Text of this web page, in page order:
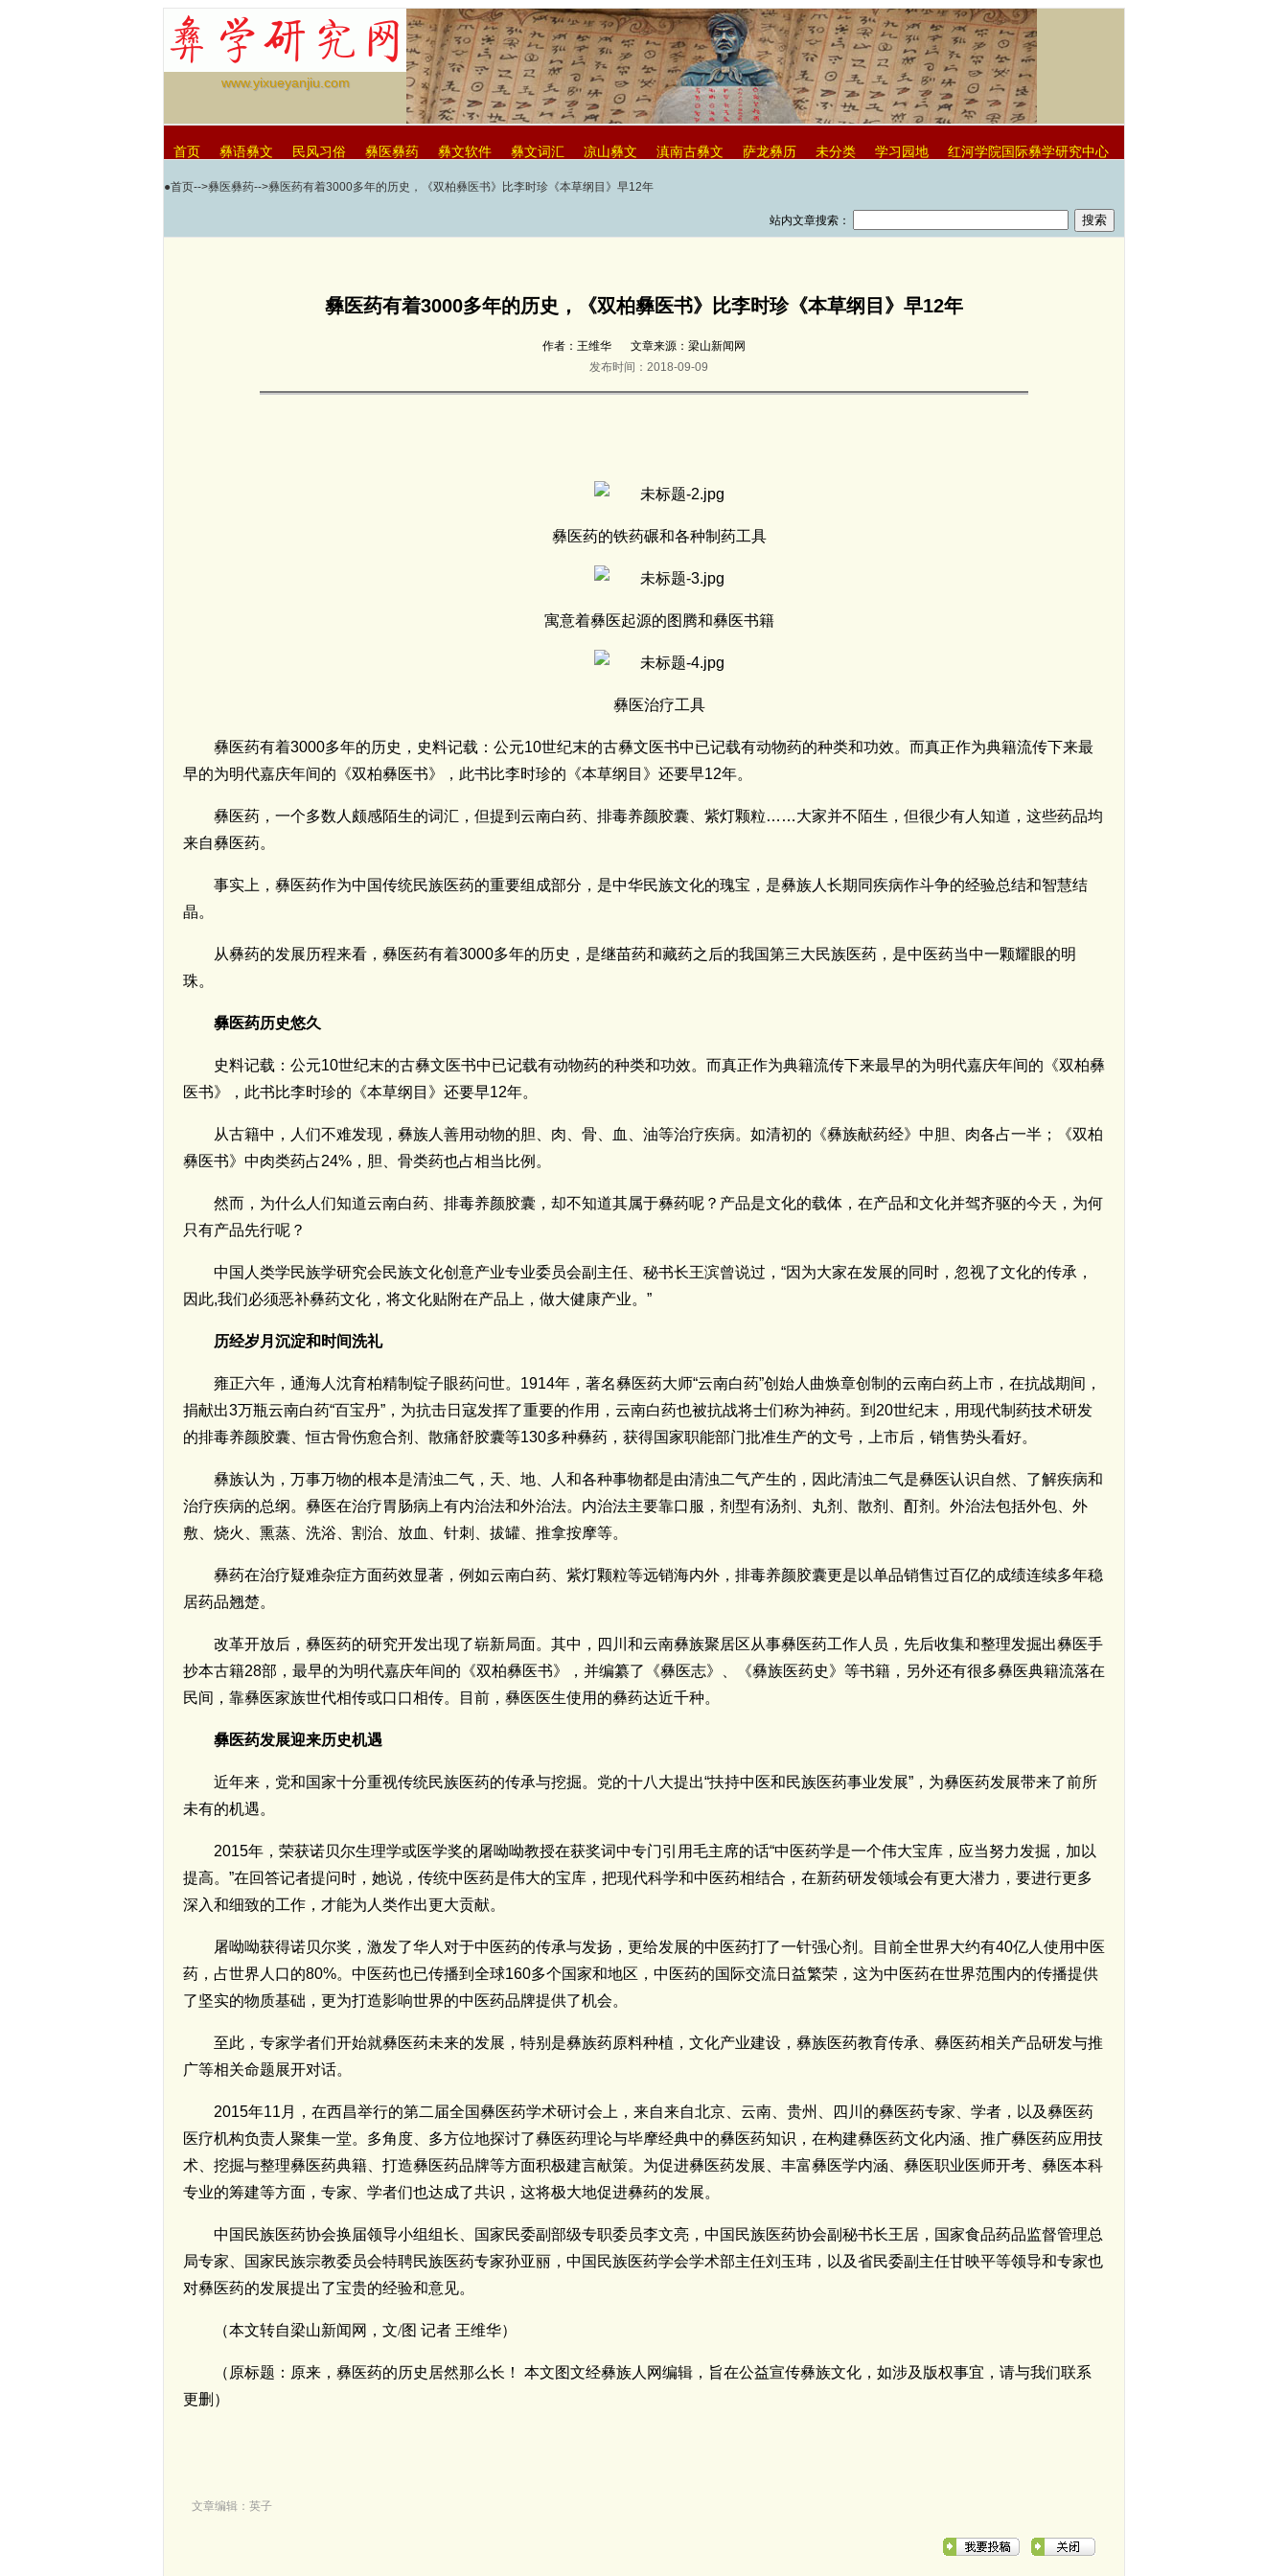
www.yixueyanjiu.com
首页 彝语彝文 民风习俗 彝医彝药 彝文软件 彝文词汇 凉山彝文 滇南古彝文 萨龙彝历 未分类 学习园地 红河学院国际彝学研究中心
●首页-->彝医彝药-->彝医药有着3000多年的历史，《双柏彝医书》比李时珍《本草纲目》早12年
站内文章搜索：
彝医药有着3000多年的历史，《双柏彝医书》比李时珍《本草纲目》早12年
作者：王维华
文章来源：梁山新闻网
发布时间：2018-09-09
彝医药的铁药碾和各种制药工具
寓意着彝医起源的图腾和彝医书籍
彝医治疗工具
彝医药有着3000多年的历史，史料记载：公元10世纪末的古彝文医书中已记载有动物药的种类和功效。而真正作为典籍流传下来最
早的为明代嘉庆年间的《双柏彝医书》，此书比李时珍的《本草纲目》还要早12年。
彝医药，一个多数人颇感陌生的词汇，但提到云南白药、排毒养颜胶囊、紫灯颗粒……大家并不陌生，但很少有人知道，这些药品均
来自彝医药。
事实上，彝医药作为中国传统民族医药的重要组成部分，是中华民族文化的瑰宝，是彝族人长期同疾病作斗争的经验总结和智慧结
晶。
从彝药的发展历程来看，彝医药有着3000多年的历史，是继苗药和藏药之后的我国第三大民族医药，是中医药当中一颗耀眼的明
珠。
彝医药历史悠久
史料记载：公元10世纪末的古彝文医书中已记载有动物药的种类和功效。而真正作为典籍流传下来最早的为明代嘉庆年间的《双柏彝
医书》，此书比李时珍的《本草纲目》还要早12年。
从古籍中，人们不难发现，彝族人善用动物的胆、肉、骨、血、油等治疗疾病。如清初的《彝族献药经》中胆、肉各占一半；《双柏
彝医书》中肉类药占24%，胆、骨类药也占相当比例。
然而，为什么人们知道云南白药、排毒养颜胶囊，却不知道其属于彝药呢？产品是文化的载体，在产品和文化并驾齐驱的今天，为何
只有产品先行呢？
中国人类学民族学研究会民族文化创意产业专业委员会副主任、秘书长王滨曾说过，“因为大家在发展的同时，忽视了文化的传承，
因此,我们必须恶补彝药文化，将文化贴附在产品上，做大健康产业。”
历经岁月沉淀和时间洗礼
雍正六年，通海人沈育柏精制锭子眼药问世。1914年，著名彝医药大师“云南白药”创始人曲焕章创制的云南白药上市，在抗战期间，
捐献出3万瓶云南白药“百宝丹”，为抗击日寇发挥了重要的作用，云南白药也被抗战将士们称为神药。到20世纪末，用现代制药技术研发
的排毒养颜胶囊、恒古骨伤愈合剂、散痛舒胶囊等130多种彝药，获得国家职能部门批准生产的文号，上市后，销售势头看好。
彝族认为，万事万物的根本是清浊二气，天、地、人和各种事物都是由清浊二气产生的，因此清浊二气是彝医认识自然、了解疾病和
治疗疾病的总纲。彝医在治疗胃肠病上有内治法和外治法。内治法主要靠口服，剂型有汤剂、丸剂、散剂、酊剂。外治法包括外包、外
敷、烧火、熏蒸、洗浴、割治、放血、针刺、拔罐、推拿按摩等。
彝药在治疗疑难杂症方面药效显著，例如云南白药、紫灯颗粒等远销海内外，排毒养颜胶囊更是以单品销售过百亿的成绩连续多年稳
居药品翘楚。
改革开放后，彝医药的研究开发出现了崭新局面。其中，四川和云南彝族聚居区从事彝医药工作人员，先后收集和整理发掘出彝医手
抄本古籍28部，最早的为明代嘉庆年间的《双柏彝医书》，并编纂了《彝医志》、《彝族医药史》等书籍，另外还有很多彝医典籍流落在
民间，靠彝医家族世代相传或口口相传。目前，彝医医生使用的彝药达近千种。
彝医药发展迎来历史机遇
近年来，党和国家十分重视传统民族医药的传承与挖掘。党的十八大提出“扶持中医和民族医药事业发展”，为彝医药发展带来了前所
未有的机遇。
2015年，荣获诺贝尔生理学或医学奖的屠呦呦教授在获奖词中专门引用毛主席的话“中医药学是一个伟大宝库，应当努力发掘，加以
提高。”在回答记者提问时，她说，传统中医药是伟大的宝库，把现代科学和中医药相结合，在新药研发领域会有更大潜力，要进行更多
深入和细致的工作，才能为人类作出更大贡献。
屠呦呦获得诺贝尔奖，激发了华人对于中医药的传承与发扬，更给发展的中医药打了一针强心剂。目前全世界大约有40亿人使用中医
药，占世界人口的80%。中医药也已传播到全球160多个国家和地区，中医药的国际交流日益繁荣，这为中医药在世界范围内的传播提供
了坚实的物质基础，更为打造影响世界的中医药品牌提供了机会。
至此，专家学者们开始就彝医药未来的发展，特别是彝族药原料种植，文化产业建设，彝族医药教育传承、彝医药相关产品研发与推
广等相关命题展开对话。
2015年11月，在西昌举行的第二届全国彝医药学术研讨会上，来自来自北京、云南、贵州、四川的彝医药专家、学者，以及彝医药
医疗机构负责人聚集一堂。多角度、多方位地探讨了彝医药理论与毕摩经典中的彝医药知识，在构建彝医药文化内涵、推广彝医药应用技
术、挖掘与整理彝医药典籍、打造彝医药品牌等方面积极建言献策。为促进彝医药发展、丰富彝医学内涵、彝医职业医师开考、彝医本科
专业的筹建等方面，专家、学者们也达成了共识，这将极大地促进彝药的发展。
中国民族医药协会换届领导小组组长、国家民委副部级专职委员李文亮，中国民族医药协会副秘书长王居，国家食品药品监督管理总
局专家、国家民族宗教委员会特聘民族医药专家孙亚丽，中国民族医药学会学术部主任刘玉玮，以及省民委副主任甘映平等领导和专家也
对彝医药的发展提出了宝贵的经验和意见。
（本文转自梁山新闻网，文/图 记者 王维华）
（原标题：原来，彝医药的历史居然那么长！ 本文图文经彝族人网编辑，旨在公益宣传彝族文化，如涉及版权事宜，请与我们联系
更删）
文章编辑：英子